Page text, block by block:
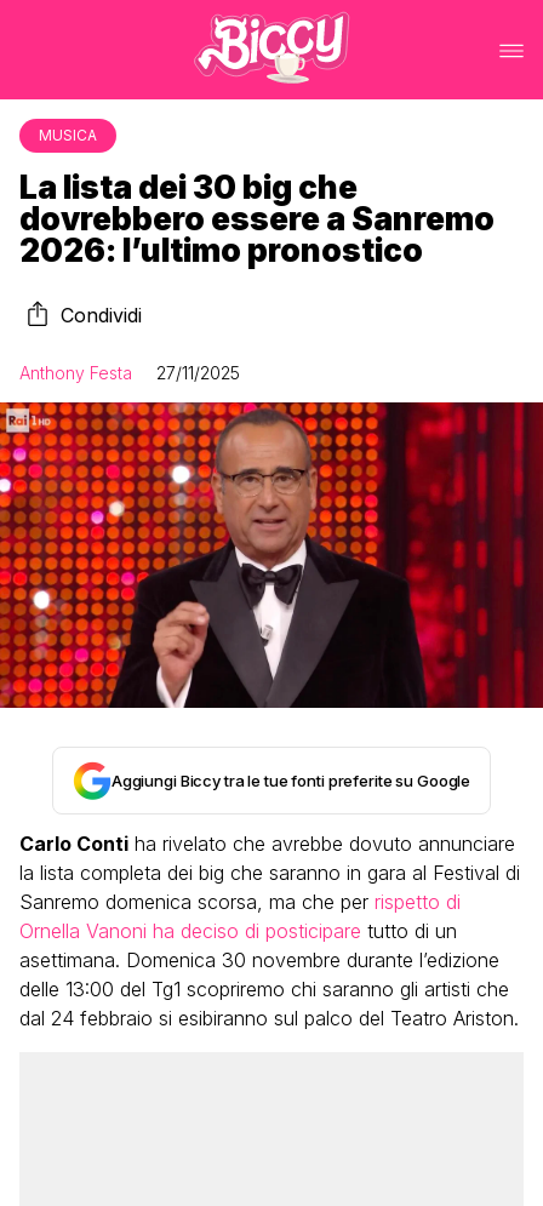
MUSICA
La lista dei 30 big che
dovrebbero essere a Sanremo
2026: l’ultimo pronostico
Condividi
Anthony Festa 27/11/2025
Aggiungi Biccy tra le tue fonti preferite su Google
Carlo Conti ha rivelato che avrebbe dovuto annunciare
la lista completa dei big che saranno in gara al Festival di
Sanremo domenica scorsa, ma che per rispetto di
Ornella Vanoni ha deciso di posticipare tutto di un
asettimana. Domenica 30 novembre durante l’edizione
delle 13:00 del Tg1 scopriremo chi saranno gli artisti che
dal 24 febbraio si esibiranno sul palco del Teatro Ariston.